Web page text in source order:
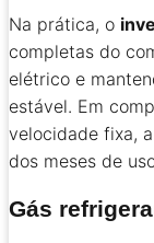
Na prática, o
completas do
elétrico e
estável. Em
velocidade fixa,
dos meses de
Gás